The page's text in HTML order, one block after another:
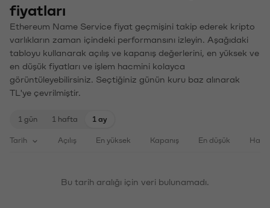
fiyatları
Ethereum Name Service fiyat geçmişini takip ederek kripto
varlıkların zaman içindeki performansını izleyin. Aşağıdaki
tabloyu kullanarak açılış ve kapanış değerlerini, en yüksek ve
en düşük fiyatları ve işlem hacmini kolayca
görüntüleyebilirsiniz. Seçtiğiniz günün kuru baz alınarak
TL'ye çevrilmiştir.
1 gün 1 hafta 1 ay
Tarih Açılış En yüksek Kapanış En düşük
Bu tarih aralığı için veri bulunamadı.